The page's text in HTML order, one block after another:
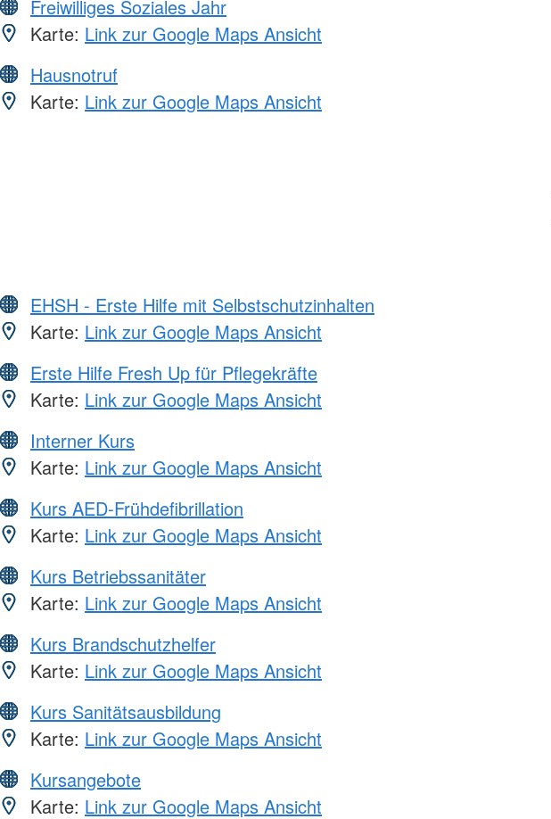
Freiwilliges Soziales Jahr
Karte: Link zur Google Maps Ansicht
Hausnotruf
Karte: Link zur Google Maps Ansicht
EHSH - Erste Hilfe mit Selbstschutzinhalten
Karte: Link zur Google Maps Ansicht
Erste Hilfe Fresh Up für Pflegekräfte
Karte: Link zur Google Maps Ansicht
Interner Kurs
Karte: Link zur Google Maps Ansicht
Kurs AED-Frühdefibrillation
Karte: Link zur Google Maps Ansicht
Kurs Betriebssanitäter
Karte: Link zur Google Maps Ansicht
Kurs Brandschutzhelfer
Karte: Link zur Google Maps Ansicht
Kurs Sanitätsausbildung
Karte: Link zur Google Maps Ansicht
Kursangebote
Karte: Link zur Google Maps Ansicht